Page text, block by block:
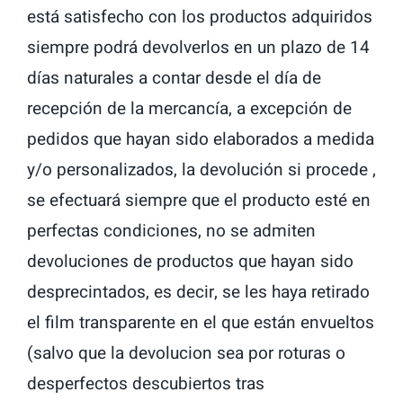
está satisfecho con los productos adquiridos
siempre podrá devolverlos en un plazo de 14
días naturales a contar desde el día de
recepción de la mercancía, a excepción de
pedidos que hayan sido elaborados a medida
y/o personalizados, la devolución si procede ,
se efectuará siempre que el producto esté en
perfectas condiciones, no se admiten
devoluciones de productos que hayan sido
desprecintados, es decir, se les haya retirado
el film transparente en el que están envueltos
(salvo que la devolucion sea por roturas o
desperfectos descubiertos tras